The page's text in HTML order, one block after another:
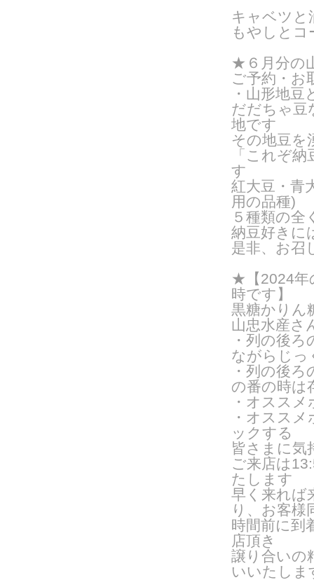
キャベツと
もやしとコ
★６月分の
ご予約・お
・山形地
だだちゃ豆
地です
その地豆を
「これぞ
す
紅大豆・青
用の品種)
５種類の全
納豆好きに
是非、お召
★【2024年
時です】
黒糖かりん
山忠水産さ
・列の後
ながらじっ
・列の後
の番の時は
・オスス
・オスス
ックする
皆さまに気
ご来店は
たします
早く来れば
り、お客様
時間前に到
店頂き
譲り合いの
いいたしま